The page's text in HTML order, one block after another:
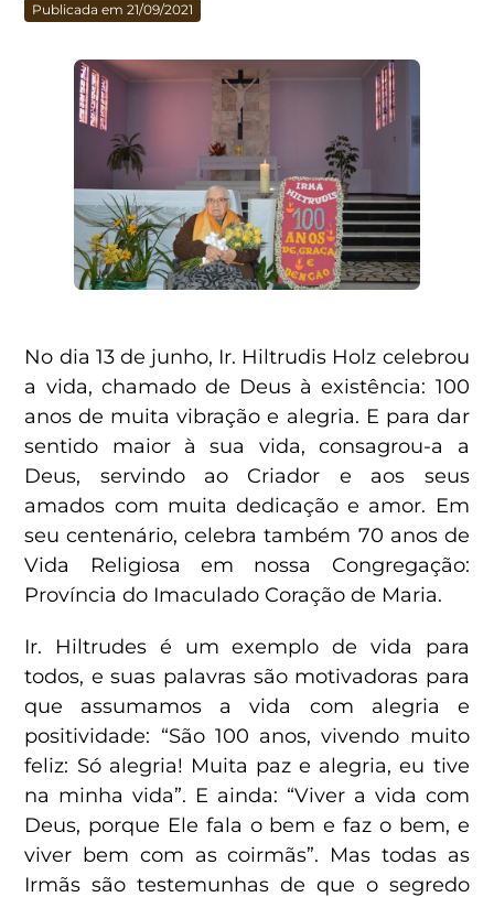
Publicada em 21/09/2021
No dia 13 de junho, Ir. Hiltrudis Holz celebrou
a vida, chamado de Deus à existência: 100
anos de muita vibração e alegria. E para dar
sentido maior à sua vida, consagrou-a a
Deus, servindo ao Criador e aos seus
amados com muita dedicação e amor. Em
seu centenário, celebra também 70 anos de
Vida Religiosa em nossa Congregação:
Província do Imaculado Coração de Maria.
Ir. Hiltrudes é um exemplo de vida para
todos, e suas palavras são motivadoras para
que assumamos a vida com alegria e
positividade: “São 100 anos, vivendo muito
feliz: Só alegria! Muita paz e alegria, eu tive
na minha vida”. E ainda: “Viver a vida com
Deus, porque Ele fala o bem e faz o bem, e
viver bem com as coirmãs”. Mas todas as
Irmãs são testemunhas de que o segredo